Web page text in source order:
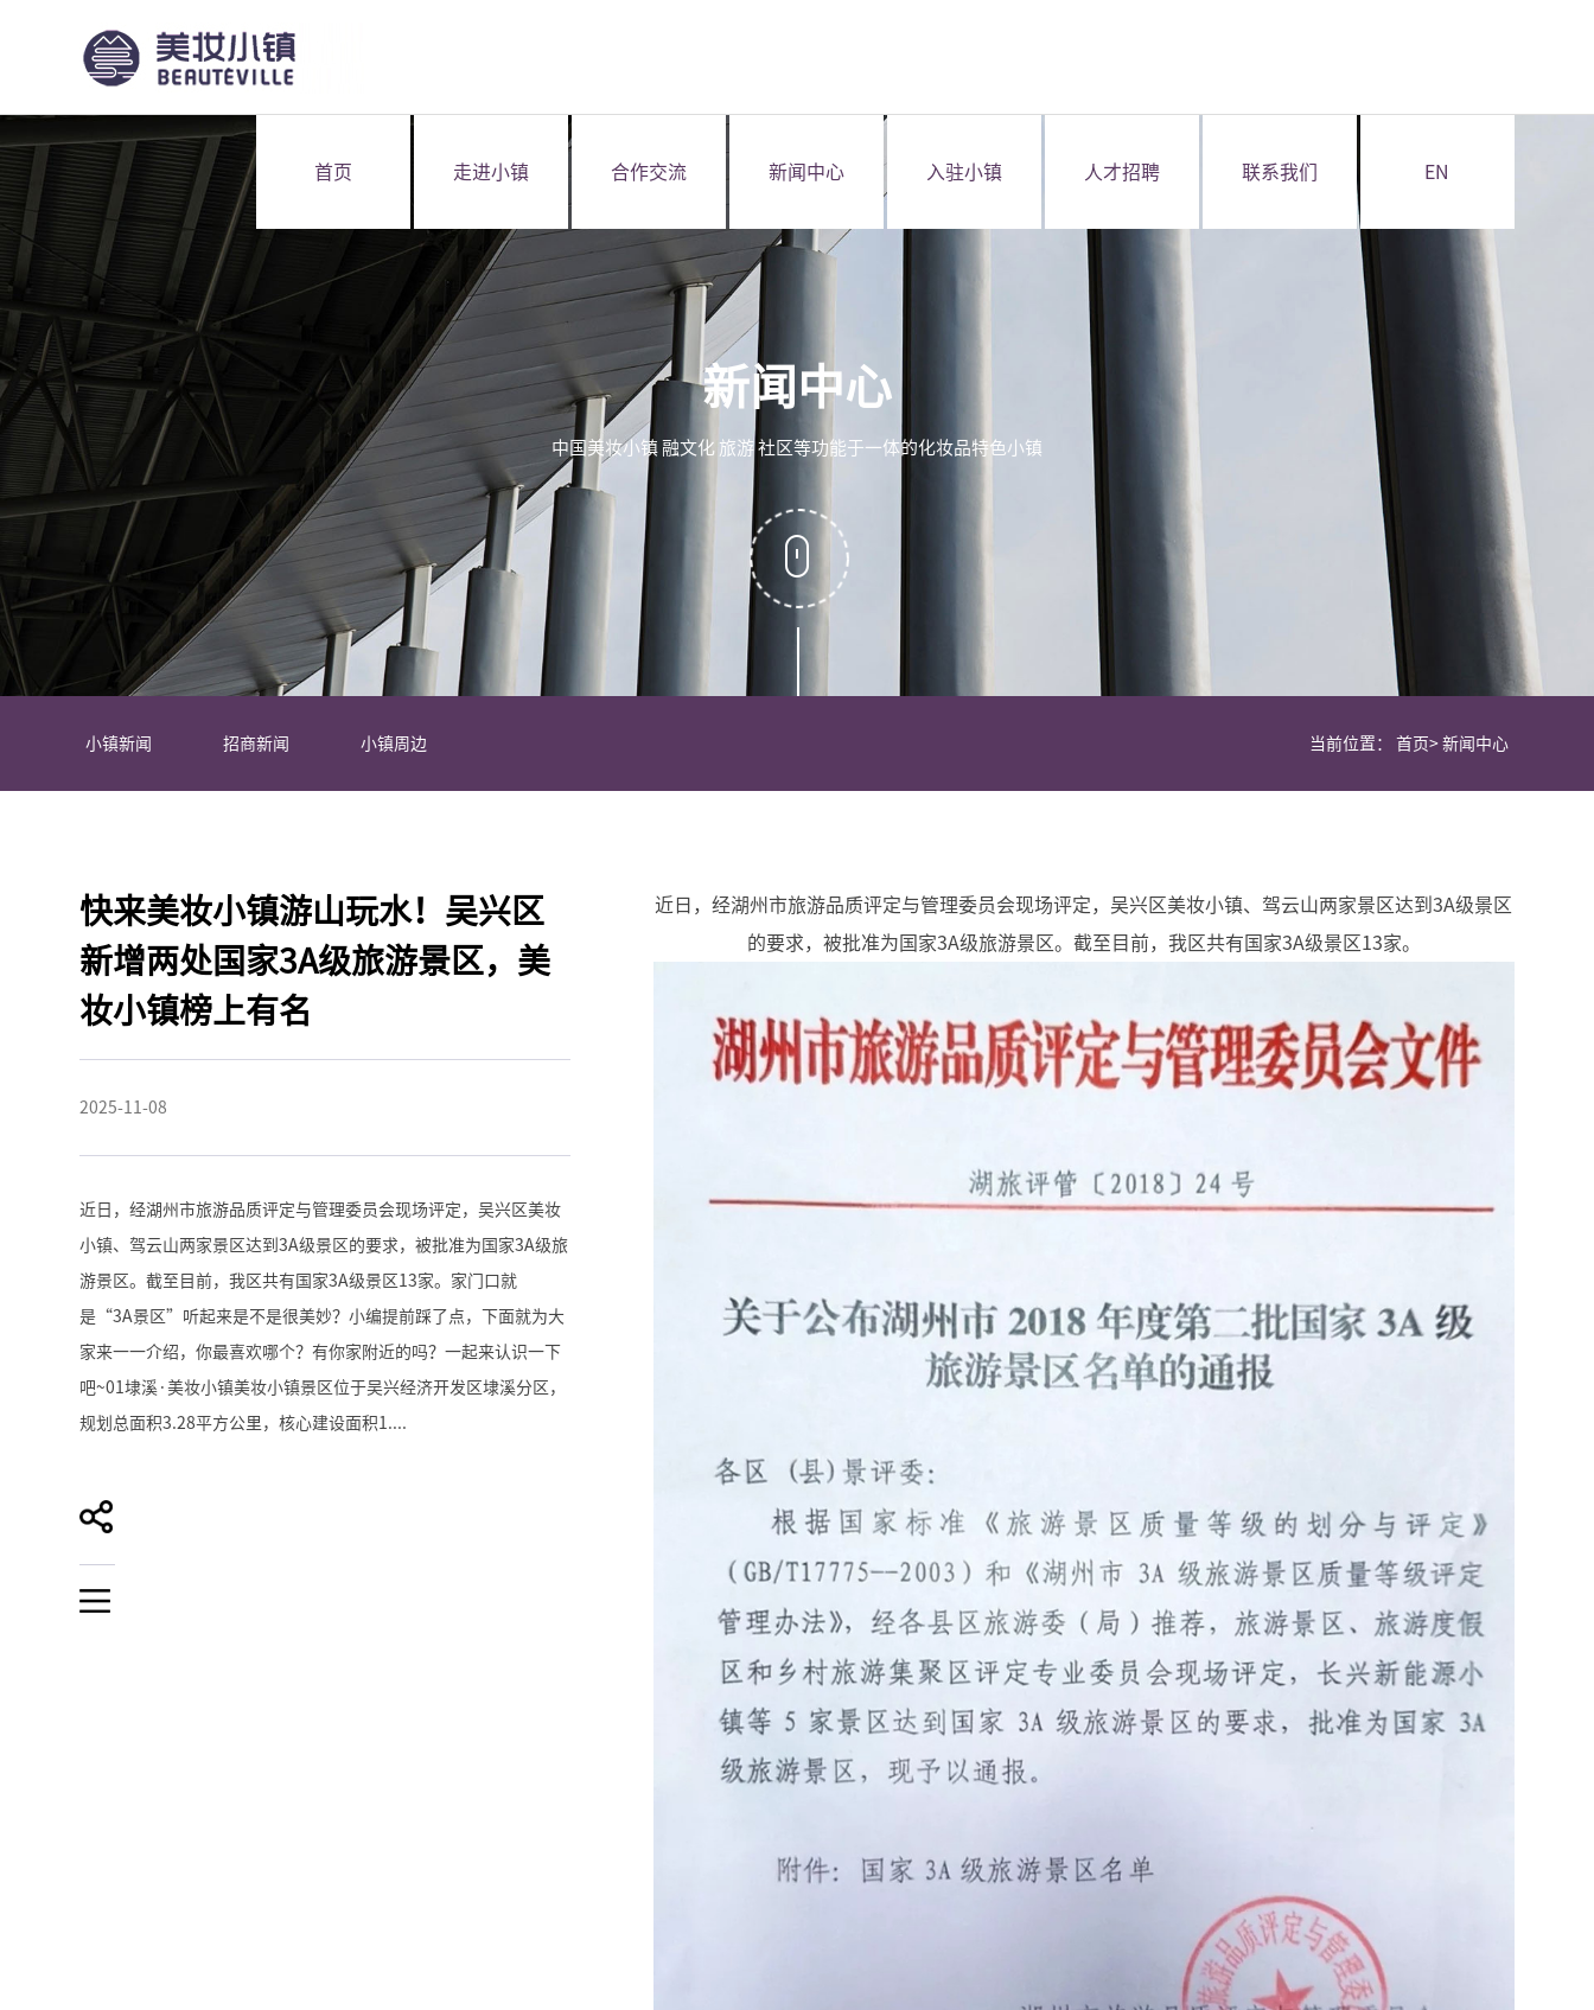
首页 走进小镇 合作交流 新闻中心 入驻小镇 人才招聘 联系我们 EN
新闻中心
中国美妆小镇 融文化 旅游 社区等功能于一体的化妆品特色小镇
小镇新闻 招商新闻 小镇周边 当前位置： 首页> 新闻中心
快来美妆小镇游山玩水！吴兴区
新增两处国家3A级旅游景区，美
妆小镇榜上有名
2025-11-08
近日，经湖州市旅游品质评定与管理委员会现场评定，吴兴区美妆
小镇、驾云山两家景区达到3A级景区的要求，被批准为国家3A级旅
游景区。截至目前，我区共有国家3A级景区13家。家门口就
是“3A景区”听起来是不是很美妙？小编提前踩了点，下面就为大
家来一一介绍，你最喜欢哪个？有你家附近的吗？一起来认识一下
吧~01埭溪·美妆小镇美妆小镇景区位于吴兴经济开发区埭溪分区，
规划总面积3.28平方公里，核心建设面积1....
近日，经湖州市旅游品质评定与管理委员会现场评定，吴兴区美妆小镇、驾云山两家景区达到3A级景区
的要求，被批准为国家3A级旅游景区。截至目前，我区共有国家3A级景区13家。